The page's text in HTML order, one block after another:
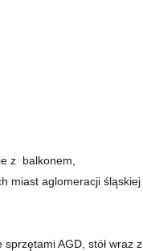
z balkonem,
miast aglomeracji śląskiej
AGD, stół wraz z